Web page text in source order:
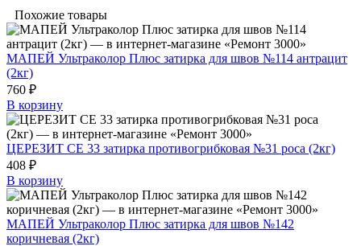
Похожие товары
МАПЕЙ Ультраколор Плюс затирка для швов №114 антрацит
(2кг)
760 ₽
В корзину
ЦЕРЕЗИТ СЕ 33 затирка противогрибковая №31 роса (2кг)
408 ₽
В корзину
МАПЕЙ Ультраколор Плюс затирка для швов №142
коричневая (2кг)